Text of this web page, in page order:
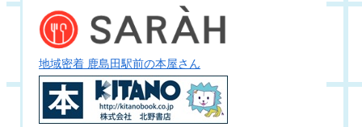
地域密着 鹿島田駅前の本屋さん